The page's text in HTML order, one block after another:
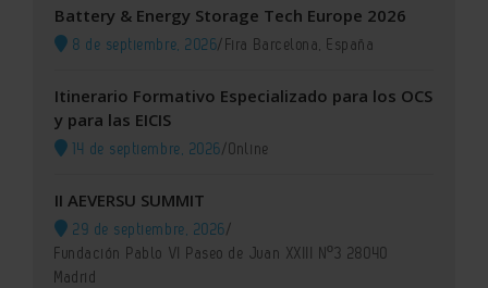
Battery & Energy Storage Tech Europe 2026
8 de septiembre, 2026/Fira Barcelona, España
Itinerario Formativo Especializado para los OCS
y para las EICIS
14 de septiembre, 2026/Online
II AEVERSU SUMMIT
29 de septiembre, 2026/
Fundación Pablo VI Paseo de Juan XXIII Nº3 28040
Madrid